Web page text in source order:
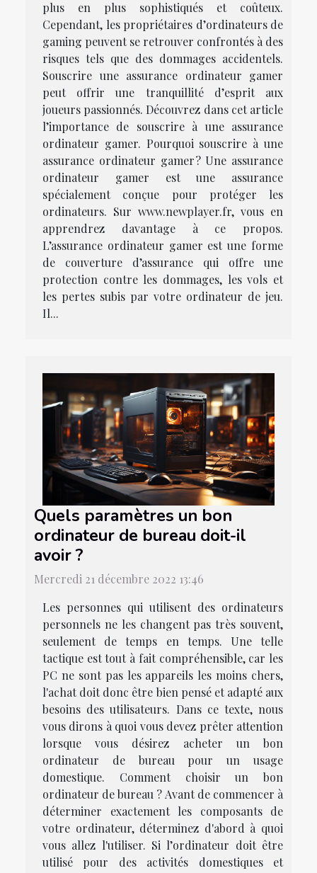
plus en plus sophistiqués et coûteux.
Cependant, les propriétaires d’ordinateurs de
gaming peuvent se retrouver confrontés à des
risques tels que des dommages accidentels.
Souscrire une assurance ordinateur gamer
peut offrir une tranquillité d’esprit aux
joueurs passionnés. Découvrez dans cet article
l’importance de souscrire à une assurance
ordinateur gamer. Pourquoi souscrire à une
assurance ordinateur gamer ? Une assurance
ordinateur gamer est une assurance
spécialement conçue pour protéger les
ordinateurs. Sur www.newplayer.fr, vous en
apprendrez davantage à ce propos.
L’assurance ordinateur gamer est une forme
de couverture d’assurance qui offre une
protection contre les dommages, les vols et
les pertes subis par votre ordinateur de jeu.
Il...
Quels paramètres un bon
ordinateur de bureau doit-il
avoir ?
Mercredi 21 décembre 2022 13:46
Les personnes qui utilisent des ordinateurs
personnels ne les changent pas très souvent,
seulement de temps en temps. Une telle
tactique est tout à fait compréhensible, car les
PC ne sont pas les appareils les moins chers,
l'achat doit donc être bien pensé et adapté aux
besoins des utilisateurs. Dans ce texte, nous
vous dirons à quoi vous devez prêter attention
lorsque vous désirez acheter un bon
ordinateur de bureau pour un usage
domestique. Comment choisir un bon
ordinateur de bureau ? Avant de commencer à
déterminer exactement les composants de
votre ordinateur, déterminez d'abord à quoi
vous allez l'utiliser. Si l’ordinateur doit être
utilisé pour des activités domestiques et